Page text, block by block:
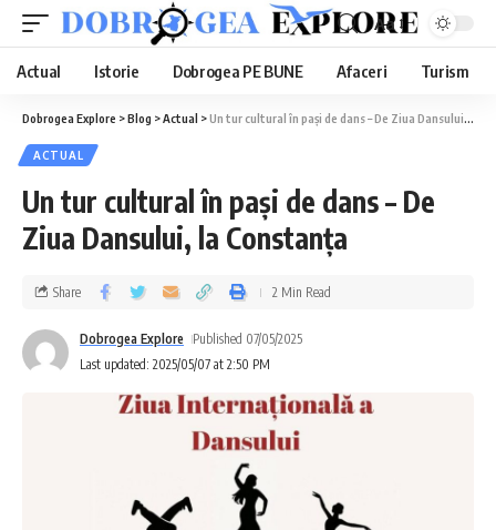
Aa
Actual Istorie Dobrogea PE BUNE Afaceri Turism
Dobrogea Explore >Blog >Actual >Un tur cultural în pași de dans – De Ziua Dansului, la Constanța
ACTUAL
Un tur cultural în pași de dans – De
Ziua Dansului, la Constanța
Last updated: 2025/05/07 at 2:50 PM
Dobrogea Explore Published 07/05/2025
Share 2 Min Read